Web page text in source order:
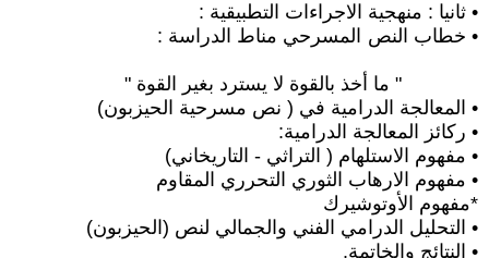
• ثانيا : منهجية الاجراءات التطبيقية :
• خطاب النص المسرحي مناط الدراسة :
" ما أخذ بالقوة لا يسترد بغير القوة "
• المعالجة الدرامية في ( نص مسرحية الحيزبون)
• ركائز المعالجة الدرامية:
• مفهوم الاستلهام ( التراثي - التاريخاني)
• مفهوم الارهاب الثوري التحرري المقاوم
*مفهوم الأوتوشيرك
• التحليل الدرامي الفني والجمالي لنص (الحيزبون)
• النتائج والخاتمة.